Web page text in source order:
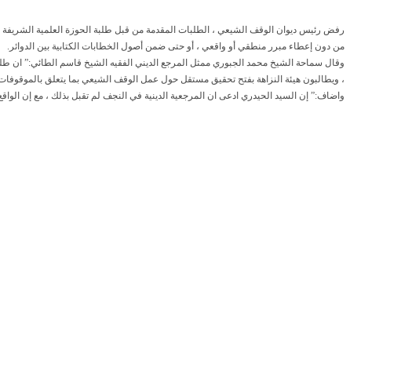
من دون إعطاء مبرر منطقي أو واقعي ، أو حتى ضمن أصول الخطابات الكتابية بين الدوائر.
وقال سماحة الشيخ محمد الجبوري ممثل المرجع الديني الفقيه الشيخ قاسم الطائي:” ان
، ويطالبون هيئة النزاهة بفتح تحقيق مستقل حول عمل الوقف الشيعي بما يتعلق
واضاف:” إن السيد الحيدري ادعى ان المرجعية الدينية في النجف لم تقبل بذلك ، مع إن